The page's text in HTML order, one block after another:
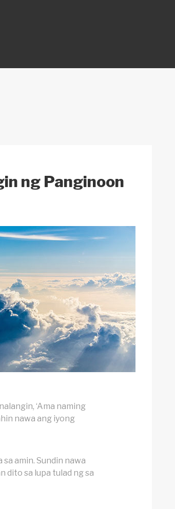
ng Panginoon
‘Ama naming
nawa ang iyong
sa amin. Sundin nawa
dito sa lupa tulad ng sa